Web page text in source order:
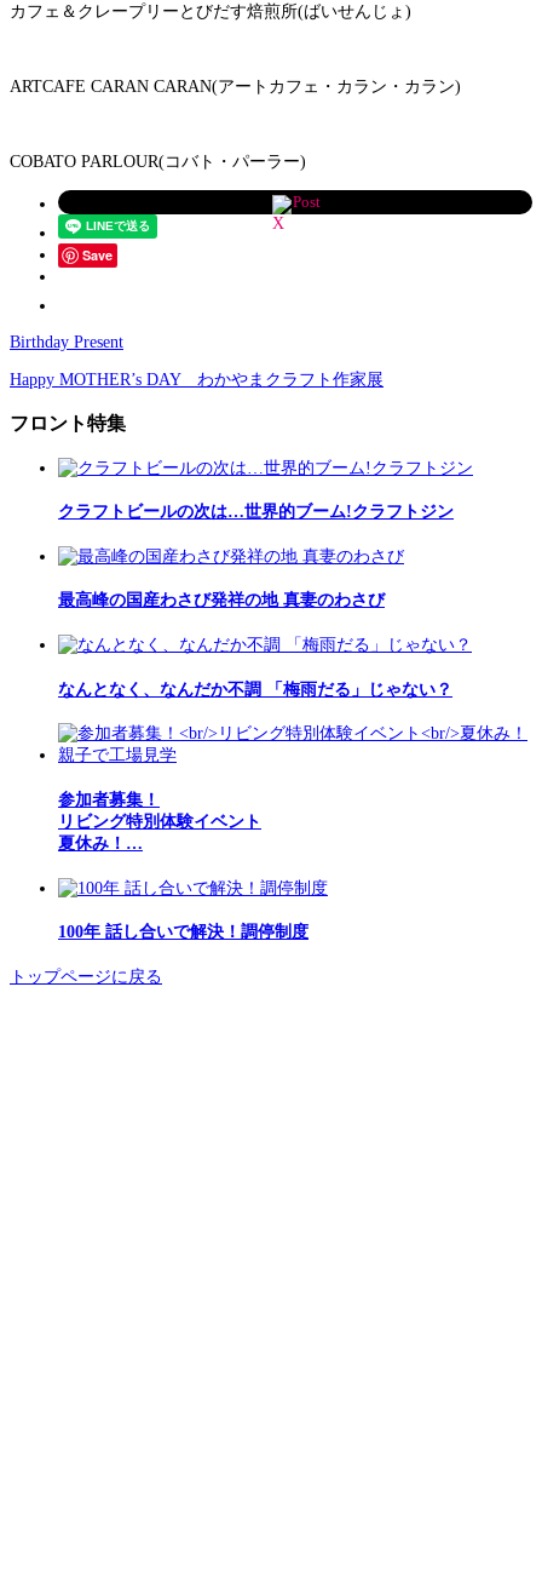
カフェ＆クレープリーとびだす焙煎所(ばいせんじょ)
ARTCAFE CARAN CARAN(アートカフェ・カラン・カラン)
COBATO PARLOUR(コバト・パーラー)
Post
Save
Birthday Present
Happy MOTHER’s DAY わかやまクラフト作家展
フロント特集
クラフトビールの次は…世界的ブーム!クラフトジン
最高峰の国産わさび発祥の地 真妻のわさび
なんとなく、なんだか不調 「梅雨だる」じゃない？
参加者募集！
リビング特別体験イベント
夏休み！…
100年 話し合いで解決！調停制度
トップページに戻る